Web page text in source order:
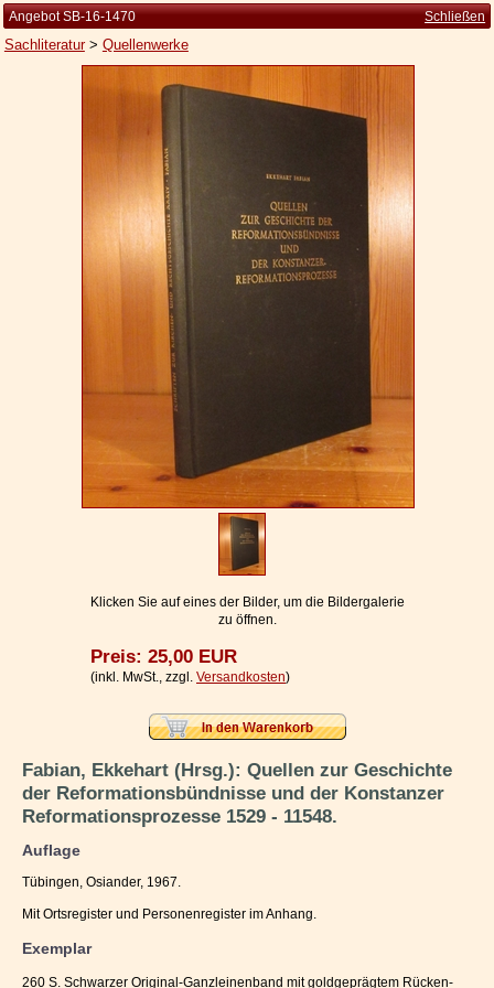
Kleine Kulturgeschichte
Die Brockhaus Auflagen
Die Meyer Auflagen
Geschäftsbedingungen
Datenschutzerklärung
Ihr Warenkorb
Angebot SB-16-1470 Schließen
Sachliteratur> Quellenwerke
Klicken Sie auf eines der Bilder, um die Bildergalerie
zu öffnen.
Preis: 25,00 EUR
(inkl. MwSt., zzgl. Versandkosten)
Fabian, Ekkehart (Hrsg.): Quellen zur Geschichte
der Reformationsbündnisse und der Konstanzer
Reformationsprozesse 1529 - 11548.
Auflage
Tübingen, Osiander, 1967.
Mit Ortsregister und Personenregister im Anhang.
Exemplar
260 S. Schwarzer Original-Ganzleinenband mit goldgeprägtem Rücken-